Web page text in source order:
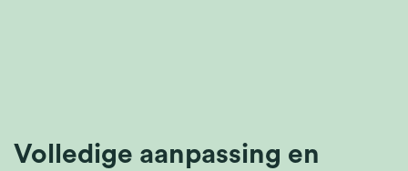
Volledige aanpassing en